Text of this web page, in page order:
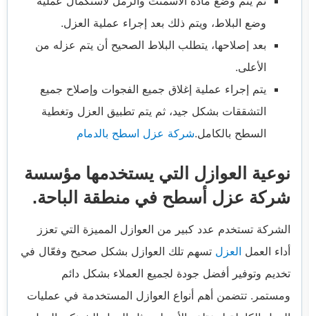
وضع البلاط، ويتم ذلك بعد إجراء عملية العزل.
بعد إصلاحها، يتطلب البلاط الصحيح أن يتم عزله من
الأعلى.
يتم إجراء عملية إغلاق جميع الفجوات وإصلاح جميع
التشققات بشكل جيد، ثم يتم تطبيق العزل وتغطية
السطح بالكامل.شركة عزل اسطح بالدمام
نوعية العوازل التي يستخدمها مؤسسة
شركة عزل أسطح في منطقة الباحة.
الشركة تستخدم عدد كبير من العوازل المميزة التي تعزز
أداء العمل العزل تسهم تلك العوازل بشكل صحيح وفعّال في
تخديم وتوفير أفضل جودة لجميع العملاء بشكل دائم
ومستمر. تتضمن أهم أنواع العوازل المستخدمة في عمليات